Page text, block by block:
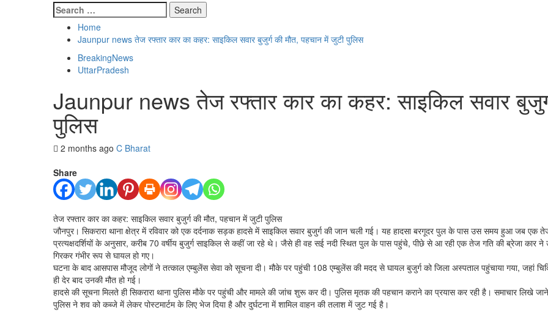
Search
for:
Home
Jaunpur news तेज रफ्तार कार का कहर: साइकिल सवार बुजुर्ग की मौत, पहचान में जुटी पुलिस
BreakingNews
UttarPradesh
Jaunpur news तेज रफ्तार कार का कहर: साइकिल सवार
पुलिस
2 months ago C Bharat
Share
तेज रफ्तार कार का कहर: साइकिल सवार बुजुर्ग की मौत, पहचान में जुटी पुलिस
जौनपुर। सिकरारा थाना क्षेत्र में रविवार को एक दर्दनाक सड़क हादसे में साइकिल सवार बुजुर्ग की जान चली गई। यह हादसा बरगूदर पुल के पास उस समय हुआ जब एक
प्रत्यक्षदर्शियों के अनुसार, करीब 70 वर्षीय बुजुर्ग साइकिल से कहीं जा रहे थे। जैसे ही वह सई नदी स्थित पुल के पास पहुंचे, पीछे से आ रही एक तेज गति की ब्रेजा कार
गिरकर गंभीर रूप से घायल हो गए।
घटना के बाद आसपास मौजूद लोगों ने तत्काल एम्बुलेंस सेवा को सूचना दी। मौके पर पहुंची 108 एम्बुलेंस की मदद से घायल बुजुर्ग को जिला अस्पताल पहुंचाया गया, जहां
ही देर बाद उनकी मौत हो गई।
हादसे की सूचना मिलते ही सिकरारा थाना पुलिस मौके पर पहुंची और मामले की जांच शुरू कर दी। पुलिस मृतक की पहचान कराने का प्रयास कर रही है। समाचार लिखे
पुलिस ने शव को कब्जे में लेकर पोस्टमार्टम के लिए भेज दिया है और दुर्घटना में शामिल वाहन की तलाश में जुट गई है।